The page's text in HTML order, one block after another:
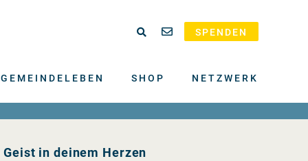
SPENDEN
GEMEINDELEBEN SHOP NETZWERK
in deinem Herzen